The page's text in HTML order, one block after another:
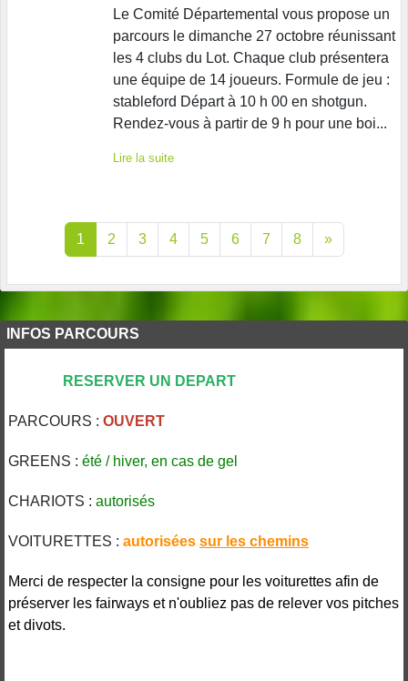
Le Comité Départemental vous propose un
parcours le dimanche 27 octobre réunissant
les 4 clubs du Lot. Chaque club présentera
une équipe de 14 joueurs. Formule de jeu :
stableford Départ à 10 h 00 en shotgun.
Rendez-vous à partir de 9 h pour une boi...
Lire la suite
1 2 3 4 5 6 7 8 »
INFOS PARCOURS
RESERVER UN DEPART
PARCOURS : OUVERT
GREENS : été / hiver, en cas de gel
CHARIOTS : autorisés
VOITURETTES : autorisées sur les chemins
Merci de respecter la consigne pour les voiturettes afin de
préserver les fairways et n'oubliez pas de relever vos pitches
et divots.